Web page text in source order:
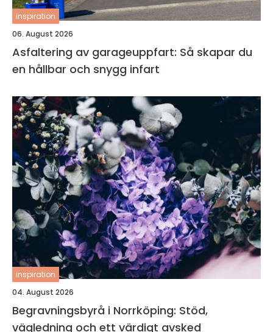
inspiration
06. August 2026
Asfaltering av garageuppfart: Så skapar du
en hållbar och snygg infart
inspiration
04. August 2026
Begravningsbyrå i Norrköping: Stöd,
vägledning och ett värdigt avsked